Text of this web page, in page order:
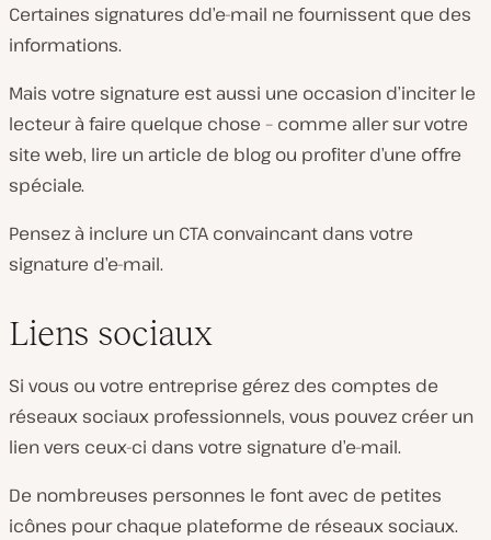
Certaines signatures dd’e-mail ne fournissent que des
informations.
Mais votre signature est aussi une occasion d’inciter le
lecteur à faire quelque chose – comme aller sur votre
site web, lire un article de blog ou profiter d’une offre
spéciale.
Pensez à inclure un CTA convaincant dans votre
signature d’e-mail.
Liens sociaux
Si vous ou votre entreprise gérez des comptes de
réseaux sociaux professionnels, vous pouvez créer un
lien vers ceux-ci dans votre signature d’e-mail.
De nombreuses personnes le font avec de petites
icônes pour chaque plateforme de réseaux sociaux.